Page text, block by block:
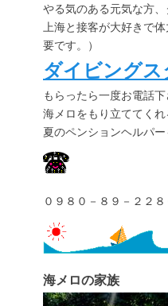
やる気のある元気な方
上海と接客が大好きで
要です。）
ダイビング
もらったら一度お電話下
海メロをもり立ててく
夏のペンションヘルパー
０９８０－８９－２２８
海メロの家族